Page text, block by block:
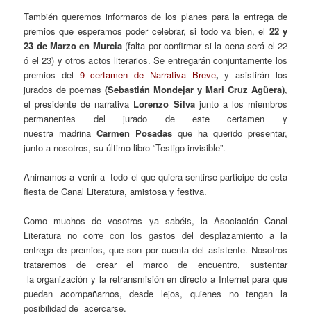
También queremos informaros de los planes para la entrega de
premios que esperamos poder celebrar, si todo va bien, el 22 y
23 de Marzo en Murcia (falta por confirmar si la cena será el 22
ó el 23) y otros actos literarios. Se entregarán conjuntamente los
premios del 9 certamen de Narrativa Breve, y asistirán los
jurados de poemas (Sebastián Mondejar y Mari Cruz Agüera),
el presidente de narrativa Lorenzo Silva junto a los miembros
permanentes del jurado de este certamen
y
nuestra madrina Carmen Posadas que ha querido presentar,
junto a nosotros, su último libro “Testigo invisible”.
Animamos a venir a todo el que quiera sentirse participe de esta
fiesta de Canal Literatura, amistosa y festiva.
Como muchos de vosotros ya sabéis, la Asociación Canal
Literatura no corre con los gastos del desplazamiento a la
entrega de premios, que son por cuenta del asistente. Nosotros
trataremos de crear el marco de encuentro, sustentar
la organización y la retransmisión en directo a Internet para que
puedan acompañarnos, desde lejos, quienes no tengan la
posibilidad de acercarse.